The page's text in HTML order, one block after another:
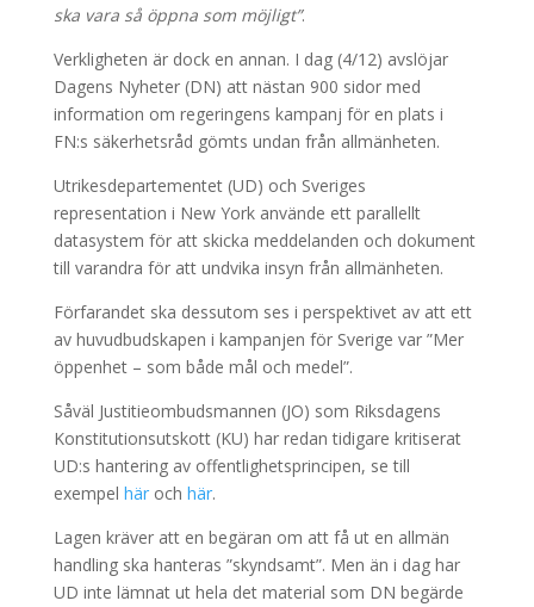
ska vara så öppna som möjligt”.
Verkligheten är dock en annan. I dag (4/12) avslöjar
Dagens Nyheter (DN) att nästan 900 sidor med
information om regeringens kampanj för en plats i
FN:s säkerhetsråd gömts undan från allmänheten.
Utrikesdepartementet (UD) och Sveriges
representation i New York använde ett parallellt
datasystem för att skicka meddelanden och dokument
till varandra för att undvika insyn från allmänheten.
Förfarandet ska dessutom ses i perspektivet av att ett
av huvudbudskapen i kampanjen för Sverige var ”Mer
öppenhet – som både mål och medel”.
Såväl Justitieombudsmannen (JO) som Riksdagens
Konstitutionsutskott (KU) har redan tidigare kritiserat
UD:s hantering av offentlighetsprincipen, se till
exempel häroch här.
Lagen kräver att en begäran om att få ut en allmän
handling ska hanteras ”skyndsamt”. Men än i dag har
UD inte lämnat ut hela det material som DN begärde